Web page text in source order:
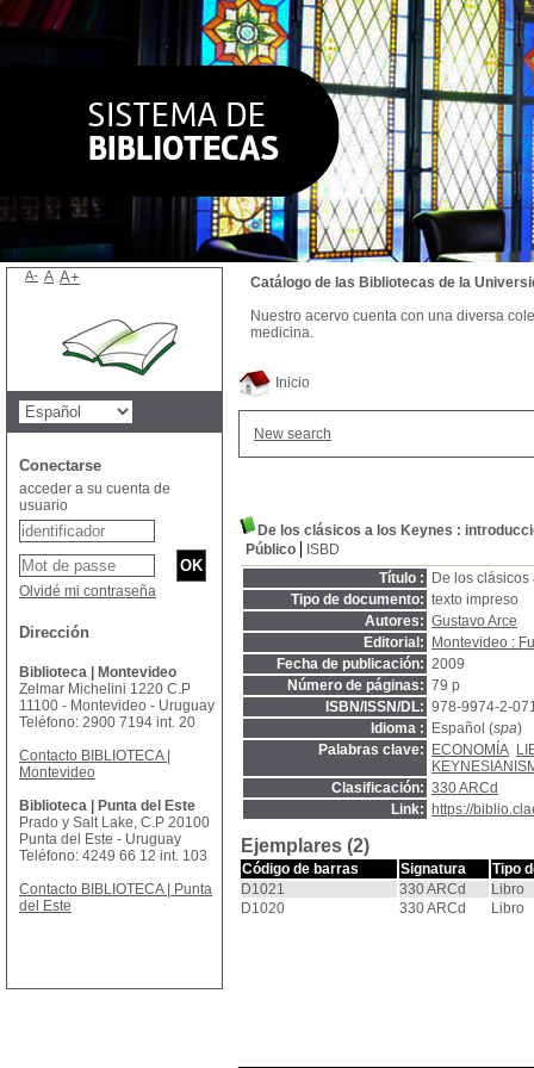
Inicio
New search
De los clásicos a los Keynes :
Público
ISBD
Título :
De los
Tipo de documento: texto impreso
Autores: Gustavo Arce
Editorial:
Montevideo :
Fecha de publicación: 2009
Número de páginas: 79 p
ISBN/ISSN/DL: 978-9974-2-
Idioma :
Español (spa)
Palabras clave:
ECONOMÍA
Clasificación: 330 ARCd
Link:
https://
Ejemplares (2)
Código de barras Signatura
Tipo
D1021
330 ARCd
Libro
D1020
330 ARCd Libro
Catálogo de las Bibliotecas de la
Nuestro acervo cuenta con una diversa
medicina.
A- A A+
Conectarse
acceder a su cuenta de
usuario
Olvidé mi contraseña
Dirección
Biblioteca | Montevideo
Zelmar Michelini 1220 C.P
11100 - Montevideo - Uruguay
Teléfono: 2900 7194 int. 20
Contacto BIBLIOTECA |
Montevideo
Biblioteca | Punta del Este
Prado y Salt Lake, C.P 20100
Punta del Este - Uruguay
Teléfono: 4249 66 12 int. 103
Contacto BIBLIOTECA | Punta
del Este